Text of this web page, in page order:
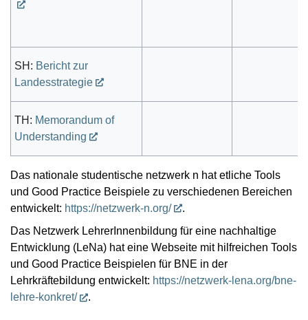
SH: Bericht zur
Landesstrategie
TH: Memorandum of
Understanding
Das nationale studentische netzwerk n hat etliche Tools
und Good Practice Beispiele zu verschiedenen Bereichen
entwickelt: https://netzwerk-n.org/
.
Das Netzwerk LehrerInnenbildung für eine nachhaltige
Entwicklung (LeNa) hat eine Webseite mit hilfreichen Tools
und Good Practice Beispielen für BNE in der
Lehrkräftebildung entwickelt: https://netzwerk-lena.org/bne-
lehre-konkret/
.